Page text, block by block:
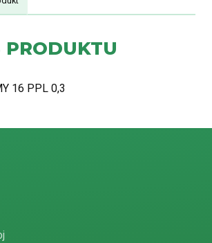
PRODUKTU
16 PPL 0,3